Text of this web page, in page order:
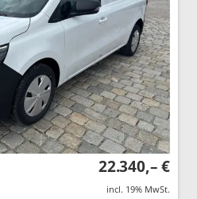
22.340,– €
incl. 19% MwSt.